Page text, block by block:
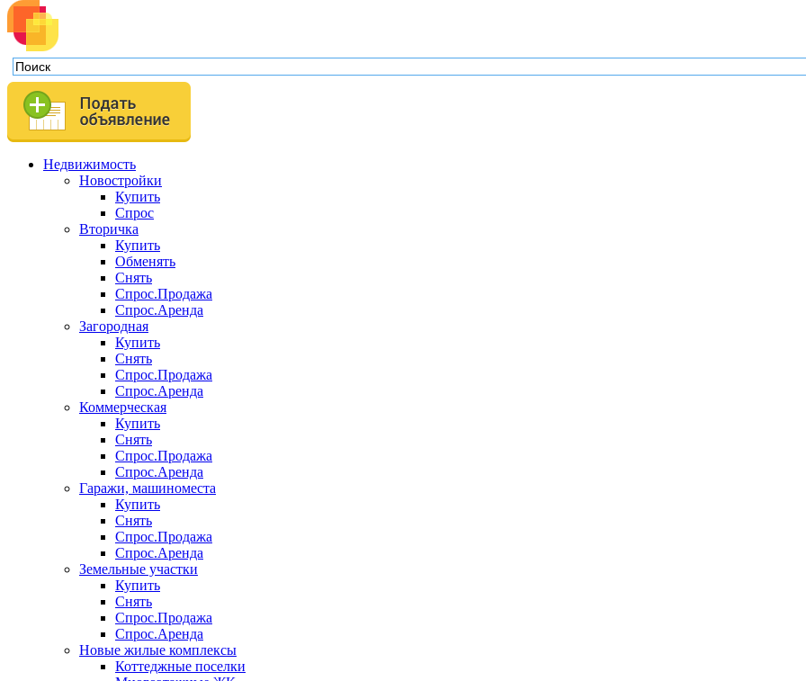
Недвижимость
Новостройки
Купить
Спрос
Вторичка
Купить
Обменять
Снять
Спрос.Продажа
Спрос.Аренда
Загородная
Купить
Снять
Спрос.Продажа
Спрос.Аренда
Коммерческая
Купить
Снять
Спрос.Продажа
Спрос.Аренда
Гаражи, машиноместа
Купить
Снять
Спрос.Продажа
Спрос.Аренда
Земельные участки
Купить
Снять
Спрос.Продажа
Спрос.Аренда
Новые жилые комплексы
Коттеджные поселки